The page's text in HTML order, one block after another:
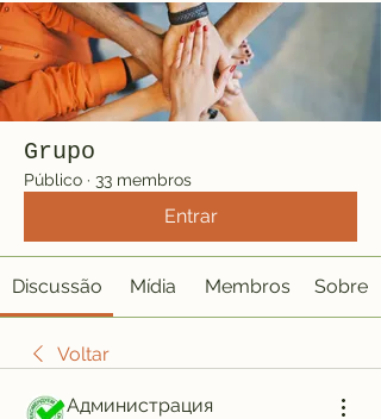
Grupo
Público · 33 membros
Entrar
Discussão Mídia Membros Sobre
Voltar
Администрация